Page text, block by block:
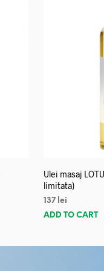
Ulei masaj
limitata)
137 lei
ADD TO CART